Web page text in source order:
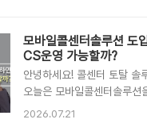
도구입니다. 녹취AI프로그
첫 번째 이유는 법적 분쟁 대
달라지기 때문입니다. 기존
여전히 사무실 PC 앞에 앉
많습니다. 고객 정보를 확인
접속해야 하고, 상담 내용을
시스템을 열어야 하며, 관리
외근 중에 고객 문의가 들어
모바일콜센터솔루션 도
CS운영 가능할까?
안녕하세요! 콜센터 토탈 솔
오늘은 모바일콜센터솔루션
재택근무로 CS운영이 가능
2026.07.21